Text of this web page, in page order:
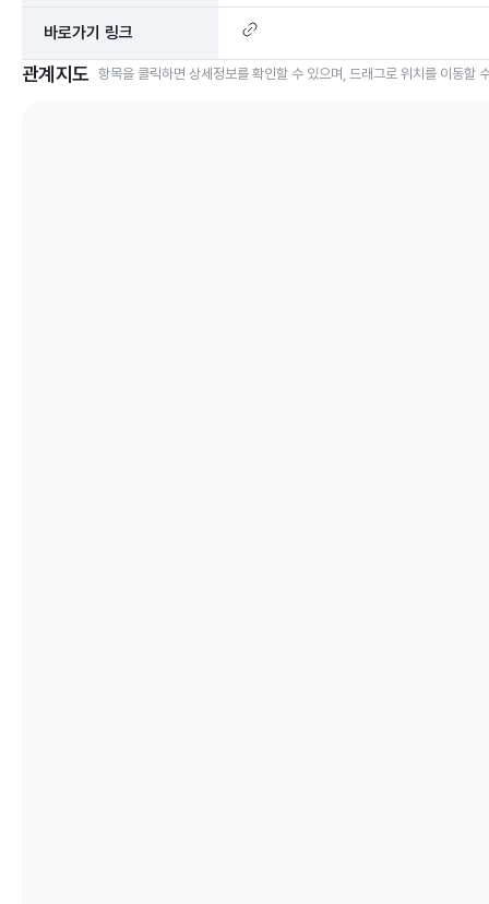
바로가기 링크
관계지도 항목을 클릭하면 상세정보를 확인할 수 있으며, 드래그로 위치를 이동할